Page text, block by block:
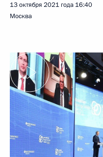
13 октября 2021 года 16:40
Москва